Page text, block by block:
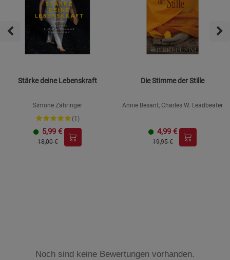
Stärke deine Lebenskraft
Simone Zähringer
(1)
5,99 €
18,00 €
Die Stimme der Stille
Annie Besant, Charles W. Leadbeater
4,99 €
19,95 €
Noch sind keine Bewertungen vorhanden.